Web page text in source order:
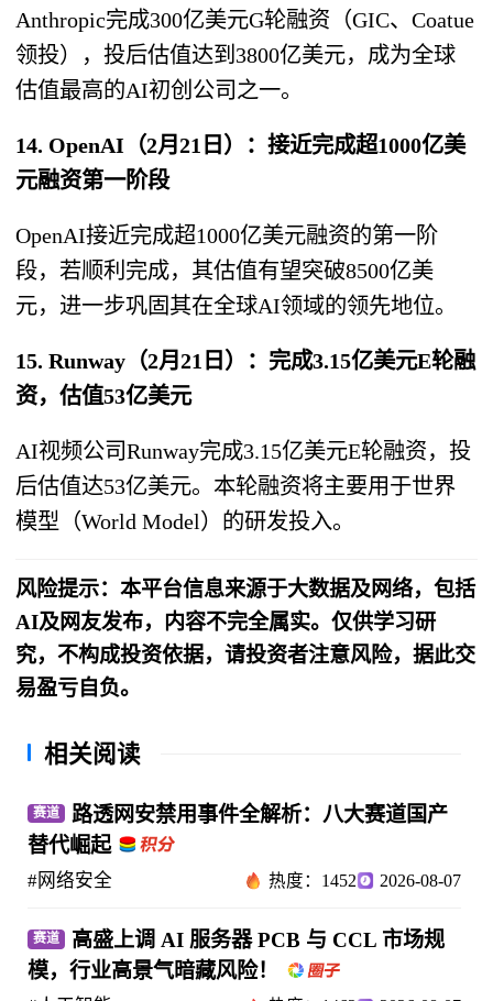
Anthropic完成300亿美元G轮融资（GIC、Coatue
领投），投后估值达到3800亿美元，成为全球
估值最高的AI初创公司之一。
14. OpenAI（2月21日）：接近完成超1000亿美
元融资第一阶段
OpenAI接近完成超1000亿美元融资的第一阶
段，若顺利完成，其估值有望突破8500亿美
元，进一步巩固其在全球AI领域的领先地位。
15. Runway（2月21日）：完成3.15亿美元E轮融
资，估值53亿美元
AI视频公司Runway完成3.15亿美元E轮融资，投
后估值达53亿美元。本轮融资将主要用于世界
模型（World Model）的研发投入。
风险提示：本平台信息来源于大数据及网络，包括
AI及网友发布，内容不完全属实。仅供学习研
究，不构成投资依据，请投资者注意风险，据此交
易盈亏自负。
相关阅读
赛道
路透网安禁用事件全解析：八大赛道国产
替代崛起
#网络安全 热度：1452 2026-08-07
赛道
高盛上调 AI 服务器 PCB 与 CCL 市场规
模，行业高景气暗藏风险！